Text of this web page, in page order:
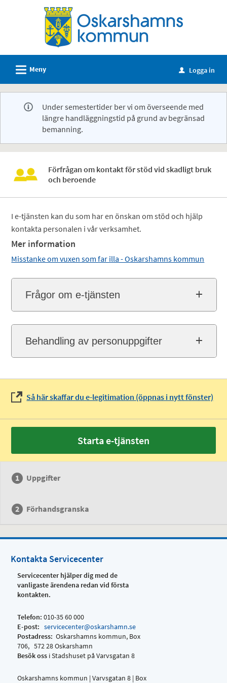
Välkommen
Oskarshamns
kommun
L Meny u Logga in
Under semestertider ber vi om överseende med
längre handläggningstid på grund av begränsad
bemanning.
Förfrågan om kontakt för stöd vid skadligt bruk
och beroende
I e-tjänsten kan du som har en önskan om stöd och hjälp
kontakta personalen i vår verksamhet.
Mer information
Misstanke om vuxen som far illa - Oskarshamns kommun
Frågor om e-tjänsten
Behandling av personuppgifter
Så här skaffar du e-legitimation (öppnas i nytt fönster)
Starta e-tjänsten
Uppgifter
Förhandsgranska
Kontakta Servicecenter
Servicecenter hjälper dig med de
vanligaste ärendena redan vid första
kontakten.
Telefon: 010-35 60 000
E-post: servicecenter@oskarshamn.se
Postadress: Oskarshamns kommun, Box
706, 572 28 Oskarshamn
Besök oss i Stadshuset på Varvsgatan 8
Oskarshamns kommun | Varvsgatan 8 | Box